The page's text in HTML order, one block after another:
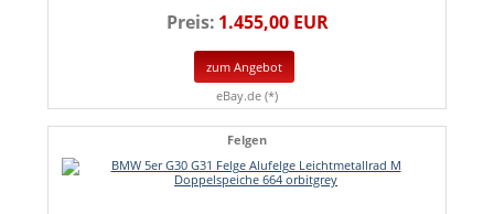
Preis: 1.455,00 EUR
zum Angebot
eBay.de (*)
Felgen